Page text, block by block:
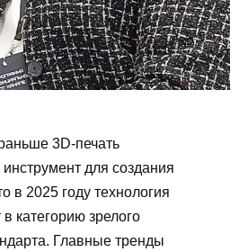
3D-печать
для создания
в 2025 году технология
категорию зрелого
Главные тренды